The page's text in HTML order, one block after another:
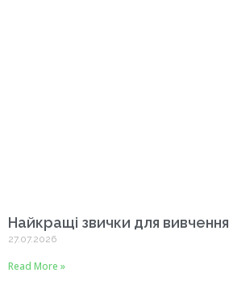
Найкращі звички для вивчення
27.07.2026
Read More »